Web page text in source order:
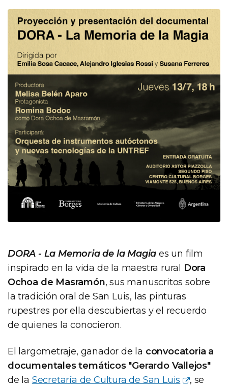
DORA - La Memoria de la Magia es un film
inspirado en la vida de la maestra rural Dora
Ochoa de Masramón, sus manuscritos sobre
la tradición oral de San Luis, las pinturas
rupestres por ella descubiertas y el recuerdo
de quienes la conocieron.
El largometraje, ganador de la convocatoria a
documentales temáticos "Gerardo Vallejos"
de la Secretaría de Cultura de San Luis
, se